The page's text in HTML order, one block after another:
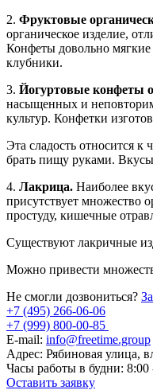
2. Фруктовые
органическое изделие,
Конфеты довольно мягкие
клубники.
3. Йогуртовые конфеты
насыщенных и
культур. Конфетки
Эта сладость относится к
брать пищу руками.
4. Лакрица. Наиболее
присутствует множество
простуду, кишечные
Существуют лакричные
Можно привести
Не смогли дозвониться?
+7 (495) 266-06-06
+7 (999) 800-00-85
E-mail: info@freetime.group
Адрес: Рябиновая улица,
Часы работы в будни: 8:00
Оставить заявку